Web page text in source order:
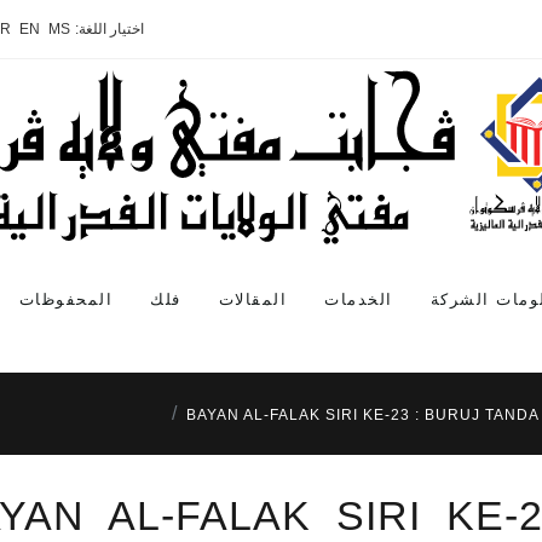
اختيار اللغة: MS
EN
الشركة الخدمات المقالات فلك المحفوظات
BAYAN AL-FALAK SIRI KE-23 : BURUJ
AL-FALAK SIRI